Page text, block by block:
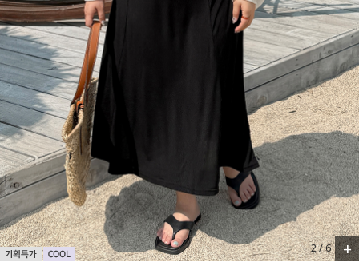
신상 5%
베스트
MADE
세트할인 ~30%
하객룩
살안타템
110사이즈
아우터
원피스
팬츠
스커트 2/6 +